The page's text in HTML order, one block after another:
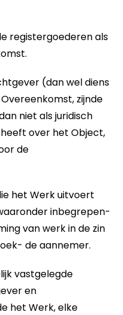
registergoederen als
(dan wel diens
zijnde
niet als juridisch
over het Object,
de
het Werk uitvoert
inbegrepen-
van werk in de zin
de aannemer.
vastgelegde
en
het Werk, elke